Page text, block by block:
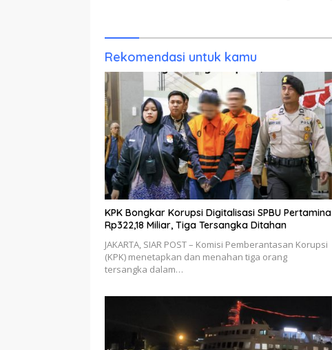
Rekomendasi untuk kamu
KPK Bongkar Korupsi Digitalisasi SPBU Pertamina
Rp322,18 Miliar, Tiga Tersangka Ditahan
JAKARTA, SIAR POST – Komisi Pemberantasan Korupsi
(KPK) menetapkan dan menahan tiga orang
tersangka dalam…